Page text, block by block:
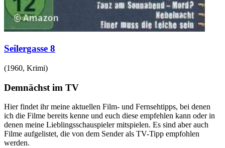
Seilergasse 8
(1960, Krimi)
Demnächst im TV
Hier findet ihr meine aktuellen Film- und Fernsehtipps, bei denen
ich die Filme bereits kenne und euch diese empfehlen kann oder in
denen meine Lieblingsschauspieler mitspielen. Es sind aber auch
Filme aufgelistet, die von dem Sender als TV-Tipp empfohlen
werden.